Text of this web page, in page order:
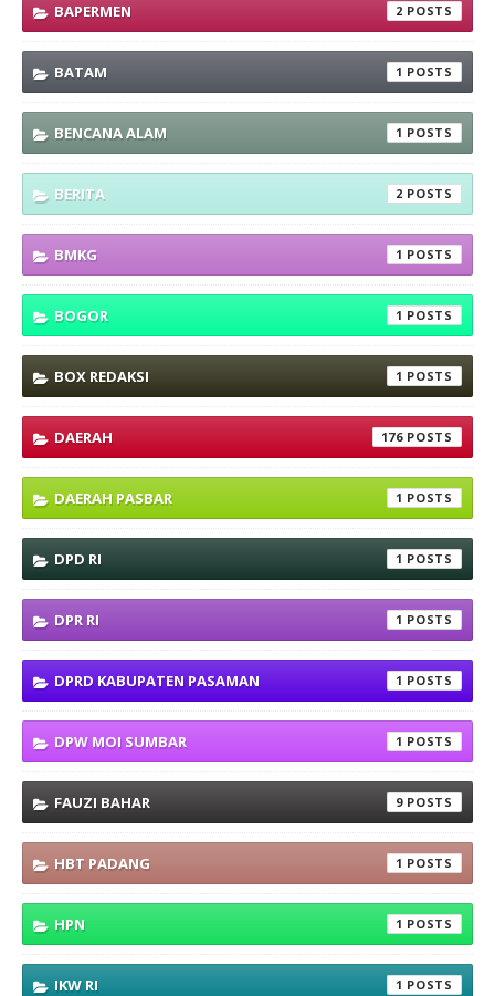
BAPERMEN 2
BATAM 1
BENCANA ALAM 1
BERITA 2
BMKG 1
BOGOR 1
BOX REDAKSI 1
DAERAH 176
DAERAH PASBAR 1
DPD RI 1
DPR RI 1
DPRD KABUPATEN PASAMAN 1
DPW MOI SUMBAR 1
FAUZI BAHAR 9
HBT PADANG 1
HPN 1
IKW RI 1